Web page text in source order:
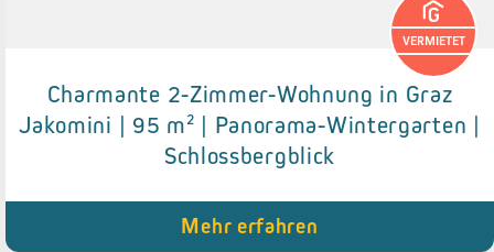
Details zum Objekt
● Ideale Infrastruktur
● Panorama-Wintergarten
VERMIETET
Charmante 2-Zimmer-Wohnung in Graz
Jakomini | 95 m² | Panorama-Wintergarten |
Schlossbergblick
Mehr erfahren